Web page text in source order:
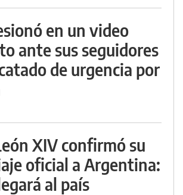
en un video
ante sus seguidores
de urgencia por
XIV confirmó su
oficial a Argentina:
al país